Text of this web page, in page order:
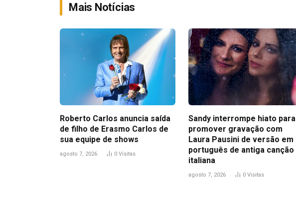
Mais Notícias
Roberto Carlos anuncia saída
de filho de Erasmo Carlos de
sua equipe de shows
agosto 7, 2026 0 Visitas
Sandy interrompe hiato para
promover gravação com
Laura Pausini de versão em
português de antiga canção
italiana
agosto 7, 2026 0 Visitas